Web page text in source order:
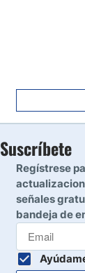
10
Suscríbete
Regístrese
señales
bandeja de